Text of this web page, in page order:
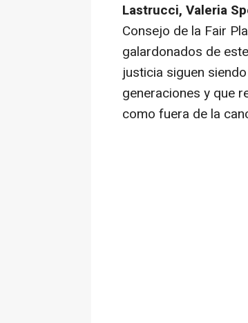
Lastrucci, Valeria
Consejo de la Fair
galardonados de
justicia siguen
generaciones y que
como fuera de la